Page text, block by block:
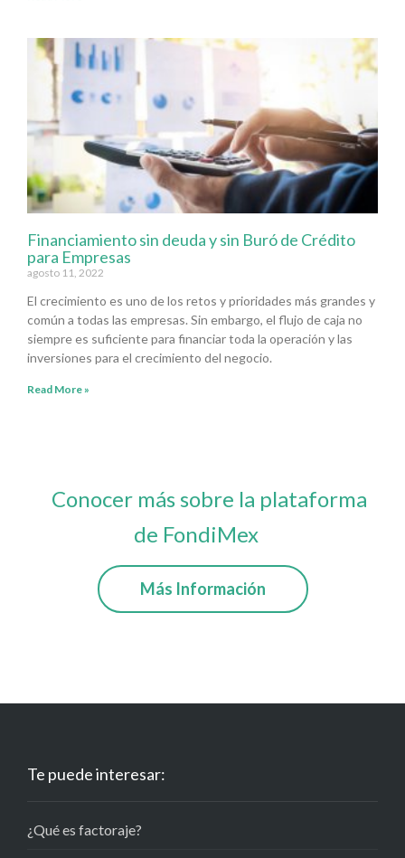
Financiamiento sin deuda y sin Buró de Crédito
para Empresas
agosto 11, 2022
El crecimiento es uno de los retos y prioridades más grandes y
común a todas las empresas. Sin embargo, el flujo de caja no
siempre es suficiente para financiar toda la operación y las
inversiones para el crecimiento del negocio.
Read More »
Conocer más sobre la plataforma
de FondiMex
Más Información
Te puede interesar:
¿Qué es factoraje?